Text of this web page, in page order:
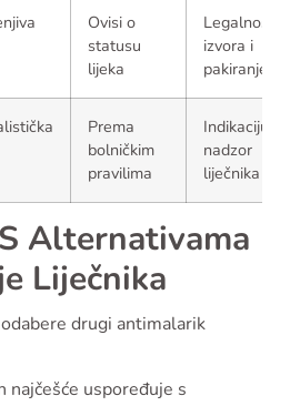
Ovisi o
statusu
lijeka
Legalnost
izvora i
pakiranje
Prema
bolničkim
pravilima
Indikaciju i
nadzor
liječnika
Alternativama
Liječnika
drugi antimalarik
najčešće uspoređuje s